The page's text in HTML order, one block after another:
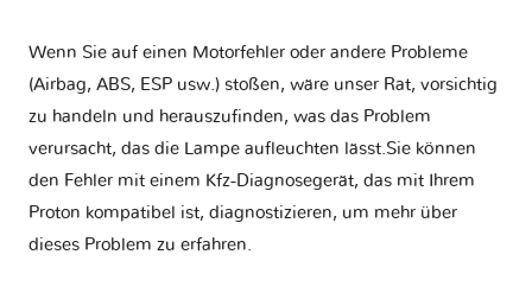
Wenn Sie auf einen Motorfehler oder andere Probleme
(Airbag, ABS, ESP usw.) stoßen, wäre unser Rat, vorsichtig
zu handeln und herauszufinden, was das Problem
verursacht, das die Lampe aufleuchten lässt.Sie können
den Fehler mit einem Kfz-Diagnosegerät, das mit Ihrem
Proton kompatibel ist, diagnostizieren, um mehr über
dieses Problem zu erfahren.